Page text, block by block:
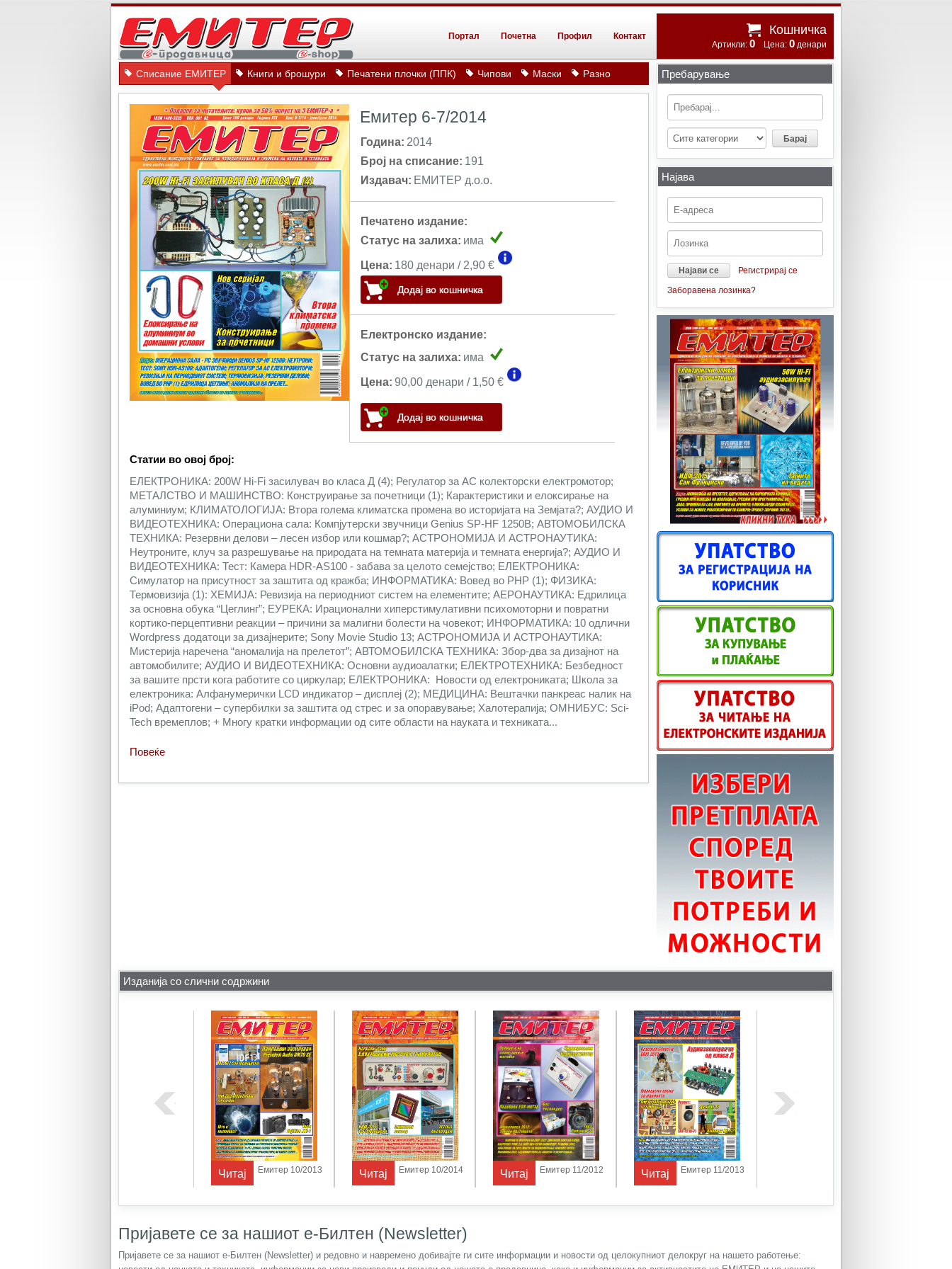
Кошничка
Артикли: 0 Цена: 0 денари
Портал Почетна Профил Контакт
Списание ЕМИТЕР Книги и брошури Печатени плочки (ППК) Чипови Маски Разно
Емитер 6-7/2014
Година: 2014
Број на списание: 191
Издавач: ЕМИТЕР д.о.о.
Печатено издание:
Статус на залиха: има
Цена: 180 денари / 2,90 €
Електронско издание:
Статус на залиха: има
Цена: 90,00 денари / 1,50 €
Статии во овој број:
ЕЛЕКТРОНИКА: 200W Hi-Fi засилувач во класа Д (4); Регулатор за AC колекторски електромотор;
МЕТАЛСТВО И МАШИНСТВО: Конструирање за почетници (1); Карактеристики и елоксирање на
алуминиум; КЛИМАТОЛОГИЈА: Втора голема климатска промена во историјата на Земјата?; АУДИО И
ВИДЕОТЕХНИКА: Операциона сала: Компјутерски звучници Genius SP-HF 1250B; АВТОМОБИЛСКА
ТЕХНИКА: Резервни делови – лесен избор или кошмар?; АСТРОНОМИЈА И АСТРОНАУТИКА:
Неутроните, клуч за разрешување на природата на темната материја и темната енергија?; АУДИО И
ВИДЕОТЕХНИКА: Тест: Камера HDR-AS100 - забава за целото семејство; ЕЛЕКТРОНИКА:
Симулатор на присутност за заштита од кражба; ИНФОРМАТИКА: Вовед во PHP (1); ФИЗИКА:
Термовизија (1): ХЕМИЈА: Ревизија на периодниот систем на елементите; АЕРОНАУТИКА: Едрилица
за основна обука “Цеглинг”; ЕУРЕКА: Ирационални хиперстимулативни психомоторни и повратни
кортико-перцептивни реакции – причини за малигни болести на човекот; ИНФОРМАТИКА: 10 одлични
Wordpress додатоци за дизајнерите; Sony Movie Studio 13; АСТРОНОМИЈА И АСТРОНАУТИКА:
Мистерија наречена “аномалија на прелетот”; АВТОМОБИЛСКА ТЕХНИКА: Збор-два за дизајнот на
автомобилите; АУДИО И ВИДЕОТЕХНИКА: Основни аудиоалатки; ЕЛЕКТРОТЕХНИКА: Безбедност
за вашите прсти кога работите со циркулар; ЕЛЕКТРОНИКА: Новости од електрониката; Школа за
електроника: Алфанумерички LCD индикатор – дисплеј (2); МЕДИЦИНА: Вештачки панкреас налик на
iPod; Адаптогени – супербилки за заштита од стрес и за опоравување; Халотерапија; ОМНИБУС: Sci-
Tech времеплов; + Многу кратки информации од сите области на науката и техниката...
Повеќе
Пребарување
Најава
Регистрирај се
Заборавена лозинка?
Изданија со слични содржини
Читај Емитер 10/2013 Читај Емитер 10/2014 Читај Емитер 11/2012 Читај Емитер 11/2013
Пријавете се за нашиот е-Билтен (Newsletter)
Пријавете се за нашиот е-Билтен (Newsletter) и редовно и навремено добивајте ги сите информации и новости од целокупниот делокруг на нашето работење: